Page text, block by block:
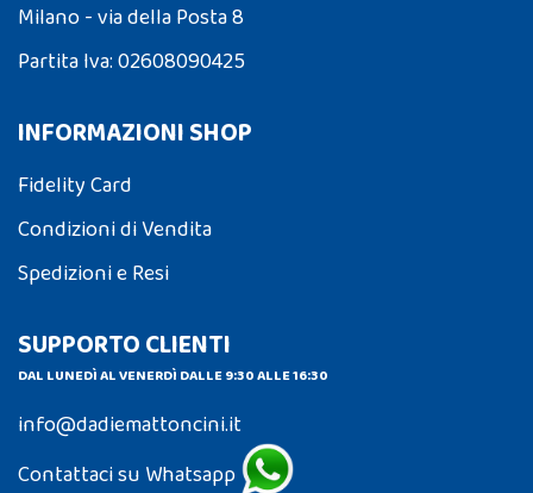
Milano - via della Posta 8
Partita Iva: 02608090425
INFORMAZIONI SHOP
Fidelity Card
Condizioni di Vendita
Spedizioni e Resi
SUPPORTO CLIENTI
DAL LUNEDÌ AL VENERDÌ DALLE 9:30 ALLE 16:30
info@dadiemattoncini.it
Contattaci su Whatsapp